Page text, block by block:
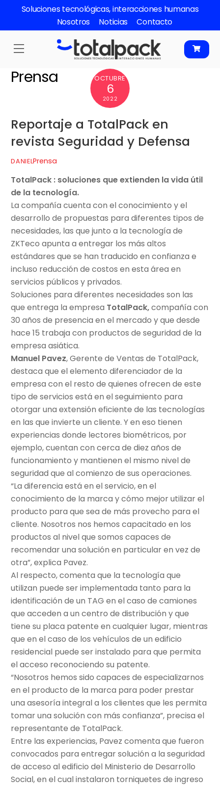
content
Soluciones tecnológicas, interacciones humanas
Nosotros
Noticias Contacto
Menu
Prensa OCTUBRE
6
2022
Reportaje a TotalPack en
revista Seguridad y Defensa
DANIELPrensa
TotalPack : soluciones que extienden la vida útil
de la tecnología.
La compañía cuenta con el conocimiento y el
desarrollo de propuestas para diferentes tipos de
necesidades, las que junto a la tecnología de
ZKTeco apunta a entregar los más altos
estándares que se han traducido en confianza e
incluso reducción de costos en esta área en
servicios públicos y privados.
Soluciones para diferentes necesidades son las
que entrega la empresa TotalPack,compañía con
30 años de presencia en el mercado y que desde
hace 15 trabaja con productos de seguridad de la
empresa asiática.
Manuel Pavez, Gerente de Ventas de TotalPack,
destaca que el elemento diferenciador de la
empresa con el resto de quienes ofrecen de este
tipo de servicios está en el seguimiento para
otorgar una extensión eficiente de las tecnologías
en las que invierte un cliente. Y en eso tienen
experiencias donde lectores biométricos, por
ejemplo, cuentan con cerca de diez años de
funcionamiento y mantienen el mismo nivel de
seguridad que al comienzo de sus operaciones.
“La diferencia está en el servicio, en el
conocimiento de la marca y cómo mejor utilizar el
producto para que sea de más provecho para el
cliente. Nosotros nos hemos capacitado en los
productos al nivel que somos capaces de
recomendar una solución en particular en vez de
otra”, explica Pavez.
Al respecto, comenta que la tecnología que
utilizan puede ser implementada tanto para la
identificación de un TAG en el caso de camiones
que acceden a un centro de distribución y que
tiene su placa patente en cualquier lugar, mientras
que en el caso de los vehículos de un edificio
residencial puede ser instalado para que permita
el acceso reconociendo su patente.
“Nosotros hemos sido capaces de especializarnos
en el producto de la marca para poder prestar
una asesoría integral a los clientes que les permita
tomar una solución con más confianza”, precisa el
representante de TotalPack.
Entre las experiencias, Pavez comenta que fueron
convocados para entregar solución a la seguridad
de acceso al edificio del Ministerio de Desarrollo
Social, en el cual instalaron torniquetes de ingreso